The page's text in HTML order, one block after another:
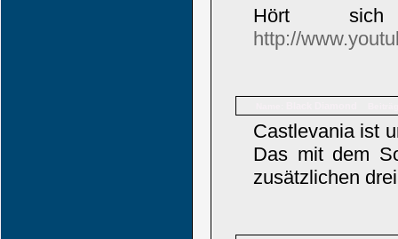
Hört
http://
Castlevania ist
Das mit dem
zusätzlichen